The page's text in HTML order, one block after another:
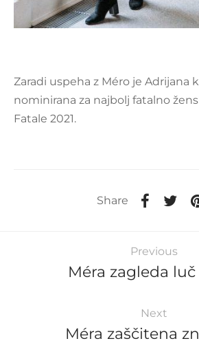
Zaradi uspeha z Méro je Adrijana
nominirana za najbolj fatalno
Fatale 2021.
Share
Previous
Méra zagleda luč
Next
Méra zaščitena